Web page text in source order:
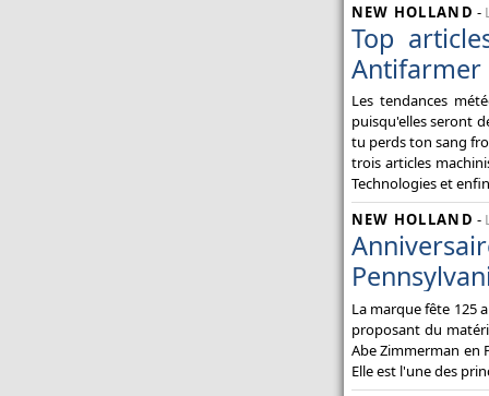
NEW HOLLAND -
Top
Antifarmer
Les tendances
puisqu'elles seront
tu perds ton sang
trois articles
Technologies et
NEW HOLLAND -
La marque fête 125
proposant du
Abe Zimmerman en
Elle est l'une des